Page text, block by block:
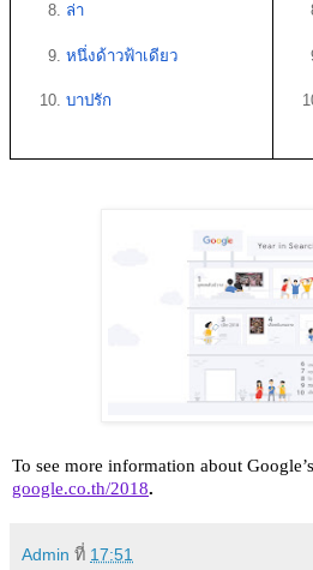
ล่า
หนึ่งด้าวฟ้าเดียว
บาปรัก
To see more information about
google.co.th/2018.
Admin ที่ 17:51